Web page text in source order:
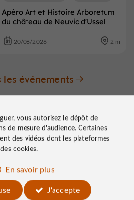
Apéro Art et Histoire Arboretum
du château de Neuvic d'Ussel
20/08/2026 2 m
les événements
vous autorisez le dépôt de
de mesure d'audience. Certaines
des vidéos dont les plateformes
cookies.
En savoir plus
J'accepte